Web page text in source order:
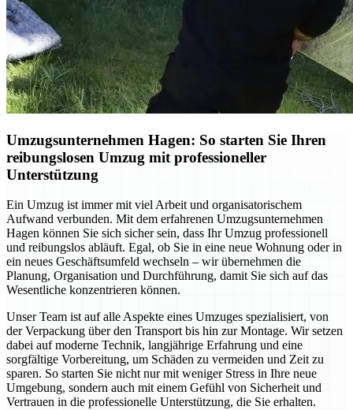
Umzugsunternehmen Hagen: So starten Sie Ihren
reibungslosen Umzug mit professioneller
Unterstützung
Ein Umzug ist immer mit viel Arbeit und organisatorischem
Aufwand verbunden. Mit dem erfahrenen Umzugsunternehmen
Hagen können Sie sich sicher sein, dass Ihr Umzug professionell
und reibungslos abläuft. Egal, ob Sie in eine neue Wohnung oder in
ein neues Geschäftsumfeld wechseln – wir übernehmen die
Planung, Organisation und Durchführung, damit Sie sich auf das
Wesentliche konzentrieren können.
Unser Team ist auf alle Aspekte eines Umzuges spezialisiert, von
der Verpackung über den Transport bis hin zur Montage. Wir setzen
dabei auf moderne Technik, langjährige Erfahrung und eine
sorgfältige Vorbereitung, um Schäden zu vermeiden und Zeit zu
sparen. So starten Sie nicht nur mit weniger Stress in Ihre neue
Umgebung, sondern auch mit einem Gefühl von Sicherheit und
Vertrauen in die professionelle Unterstützung, die Sie erhalten.